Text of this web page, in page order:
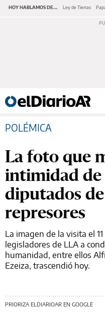
HOY HABLAMOS DE... Ley de Tierras
POLÉMICA
La foto que
intimidad de
diputados
represores
La imagen de la visita el
legisladores de LLA a
humanidad, entre ellos
Ezeiza, trascendió hoy.
PRIORIZA ELDIARIOAR EN GOOGLE